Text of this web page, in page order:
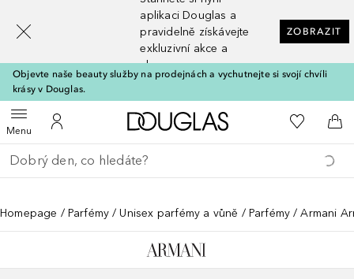
aplikaci Douglas a
pravidelně získávejte
exkluzivní akce a
slevy
ZOBRAZIT
Objevte naše beauty služby na prodejnách a vychutnejte si svojí chvíli
krásy v Douglas.
MenuOtevřít menuK mému účtu
Domů K mému
Do
Vraťte se
Proveďte vyhledávání
Homepage Parfémy Unisex parfémy a vůně Parfémy Armani
[navigation.slideout.screenreader]